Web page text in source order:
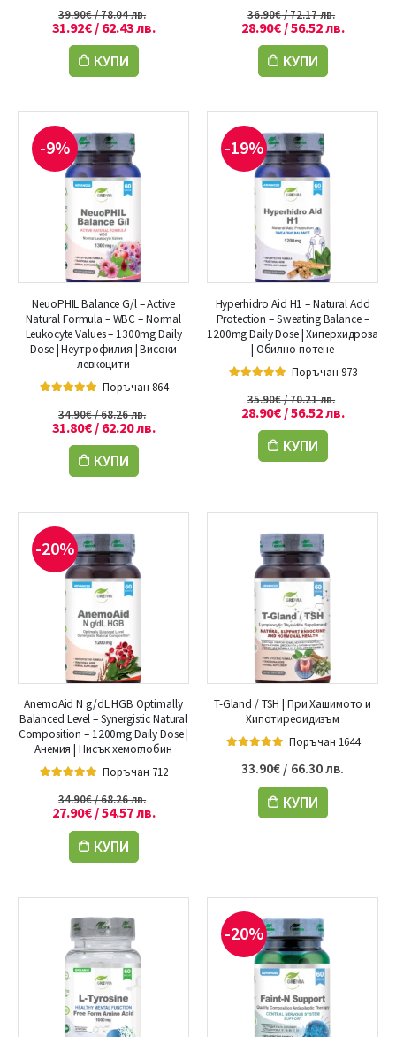
39.90€/ 78.04 лв.
31.92€/ 62.43 лв.
КУПИ
36.90€/ 72.17 лв.
28.90€/ 56.52 лв.
КУПИ
-9%
NeuoPHIL Balance G/l – Active
Natural Formula – WBC – Normal
Leukocyte Values – 1300mg Daily
Dose | Неутрофилия | Високи
левкоцити
Поръчан 864
34.90€/ 68.26 лв.
31.80€/ 62.20 лв.
КУПИ
-19%
Hyperhidro Aid H1 – Natural Add
Protection – Sweating Balance –
1200mg Daily Dose | Хиперхидроза
| Обилно потене
Поръчан 973
35.90€/ 70.21 лв.
28.90€/ 56.52 лв.
КУПИ
-20%
AnemoAid N g/dL HGB Optimally
Balanced Level – Synergistic Natural
Composition – 1200mg Daily Dose |
Анемия | Нисък хемоглобин
Поръчан 712
34.90€/ 68.26 лв.
27.90€/ 54.57 лв.
КУПИ
T-Gland / TSH | При Хашимото и
Хипотиреоидизъм
Поръчан 1644
33.90€ / 66.30 лв.
КУПИ
-20%